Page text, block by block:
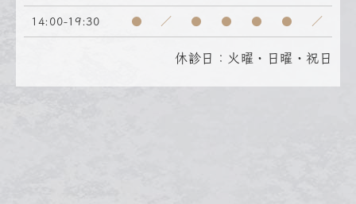
14:00-19:30 ● ／ ● ● ● ● ／
休診日：火曜・日曜・祝日